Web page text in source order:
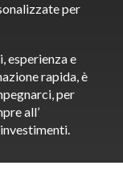
per
esperienza e
rapida, è
per
all’